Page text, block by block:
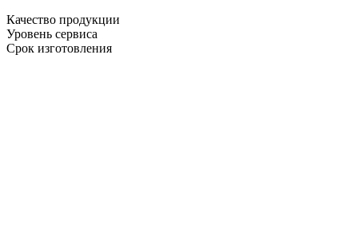
Качество продукции
Уровень сервиса
Срок изготовления